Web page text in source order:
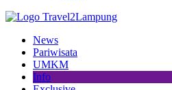
News
Pariwisata
UMKM
Info